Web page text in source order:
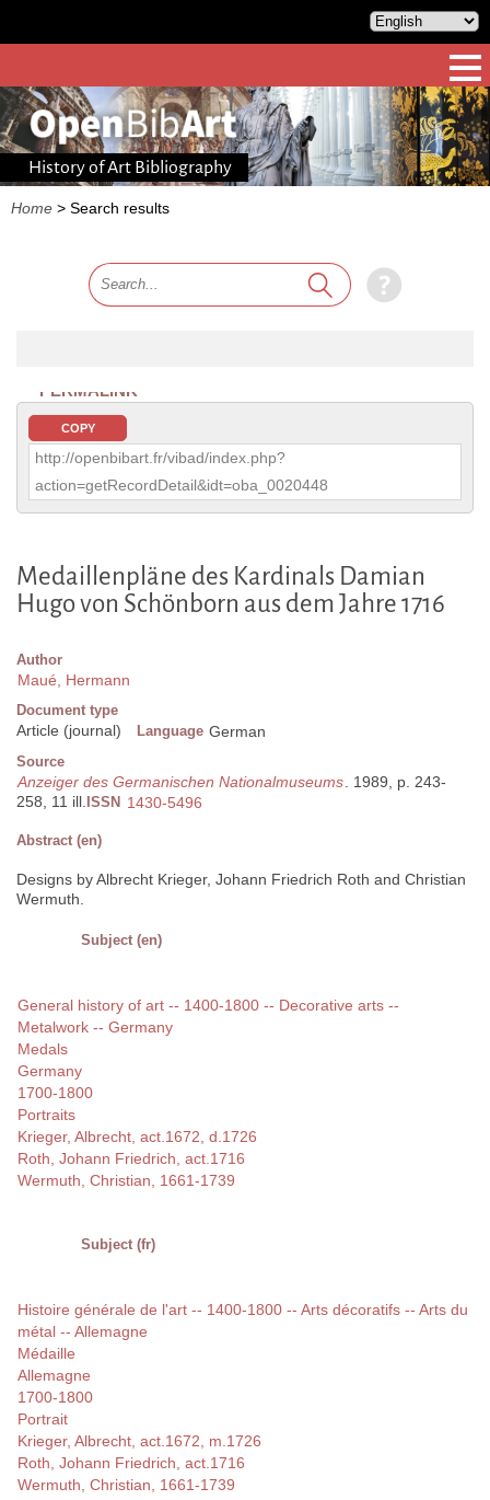
History of Art Bibliography
Home > Search results
PERMALINK
COPY
http://openbibart.fr/vibad/index.php?
action=getRecordDetail&idt=oba_0020448
Medaillenpläne des Kardinals Damian
Hugo von Schönborn aus dem Jahre 1716
Author
Maué, Hermann
Document type
Article (journal) Language German
Source
Anzeiger des Germanischen Nationalmuseums. 1989, p. 243-
258, 11 ill. ISSN 1430-5496
Abstract (en)
Designs by Albrecht Krieger, Johann Friedrich Roth and Christian
Wermuth.
Subject (en)
General history of art -- 1400-1800 -- Decorative arts --
Metalwork -- Germany
Medals
Germany
1700-1800
Portraits
Krieger, Albrecht, act.1672, d.1726
Roth, Johann Friedrich, act.1716
Wermuth, Christian, 1661-1739
Subject (fr)
Histoire générale de l'art -- 1400-1800 -- Arts décoratifs -- Arts du
métal -- Allemagne
Médaille
Allemagne
1700-1800
Portrait
Krieger, Albrecht, act.1672, m.1726
Roth, Johann Friedrich, act.1716
Wermuth, Christian, 1661-1739